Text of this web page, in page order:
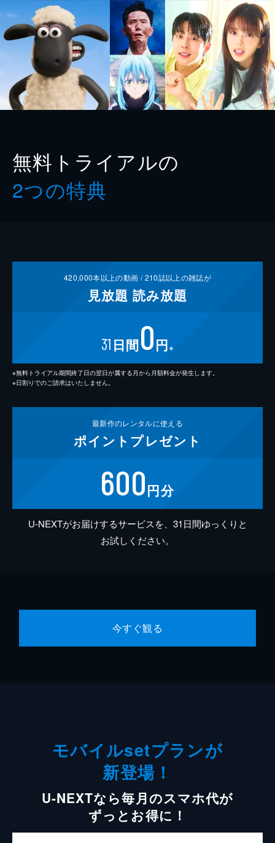
無料トライアルの
2つの特典
420,000本以上の動画 /210誌以上の雑誌が
見放題 読み放題
31 日間0円 ※
※無料トライアル期間終了日の翌日が属する月から月額料金が発生します。
※日割りでのご請求はいたしません。
最新作のレンタルに使える
ポイント プレゼント
600円分
U-NEXTがお届けするサービスを、31日間ゆっくりと
お試しください。
今すぐ観る
モバイルsetプランが
新登場！
U-NEXTなら毎月のスマホ代が
ずっとお得に！